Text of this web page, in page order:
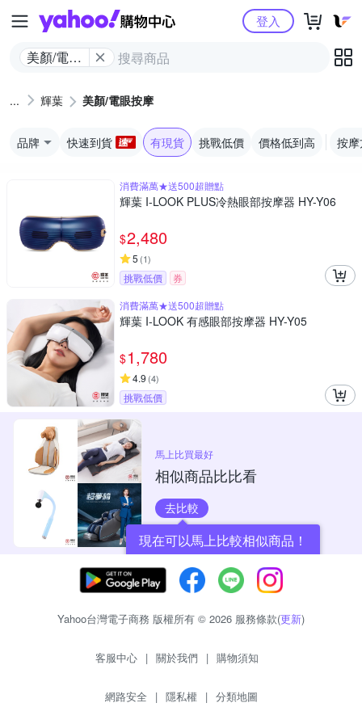
Yahoo購物中心
美顏/電眼
登入
輝葉 美顏/電眼按摩
品牌 快速到貨 有現貨 挑戰低價 價格低到高 按
消費滿萬★送500超贈點
輝葉 I-LOOK PLUS冷熱眼部按摩器 HY-Y06
$2,480
5 (1)
挑戰低價
券
消費滿萬★送500超贈點
輝葉 I-LOOK 有感眼部按摩器 HY-Y05
$1,780
4.9 (4)
挑戰低價
馬上比買最好
相似商品比比看
去比較
現在可以馬上比較相似商品！
Yahoo台灣電子商務 版權所有 © 2026 服務條款(更新)
客服中心 | 關於我們 | 購物須知
網路安全 | 隱私權 | 分類地圖